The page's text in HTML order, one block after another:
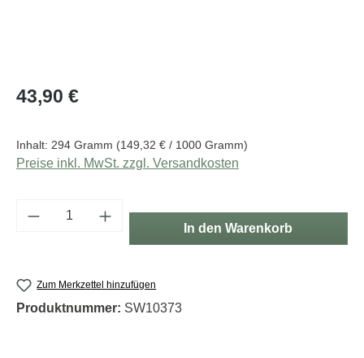
Regulärer Preis:
43,90 €
Inhalt: 294 Gramm (149,32 € / 1000 Gramm)
Preise inkl. MwSt. zzgl. Versandkosten
Produkt Anzahl: Gib den gewünschten
In den Warenkorb
Zum Merkzettel hinzufügen
Produktnummer: SW10373